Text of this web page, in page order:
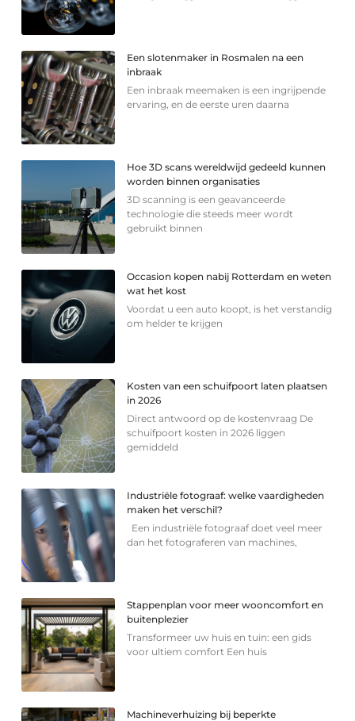
Een slotenmaker in Rosmalen na een
inbraak
Een inbraak meemaken is een ingrijpende
ervaring, en de eerste uren daarna
Hoe 3D scans wereldwijd gedeeld kunnen
worden binnen organisaties
3D scanning is een geavanceerde
technologie die steeds meer wordt
gebruikt binnen
Occasion kopen nabij Rotterdam en weten
wat het kost
Voordat u een auto koopt, is het verstandig
om helder te krijgen
Kosten van een schuifpoort laten plaatsen
in 2026
Direct antwoord op de kostenvraag De
schuifpoort kosten in 2026 liggen
gemiddeld
Industriële fotograaf: welke vaardigheden
maken het verschil?
Een industriële fotograaf doet veel meer
dan het fotograferen van machines,
Stappenplan voor meer wooncomfort en
buitenplezier
Transformeer uw huis en tuin: een gids
voor ultiem comfort Een huis
Machineverhuizing bij beperkte